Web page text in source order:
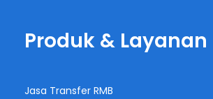
Produk & Layanan
Jasa Transfer RMB